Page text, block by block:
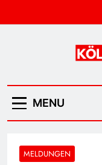
to
MENU
MELDUNGEN